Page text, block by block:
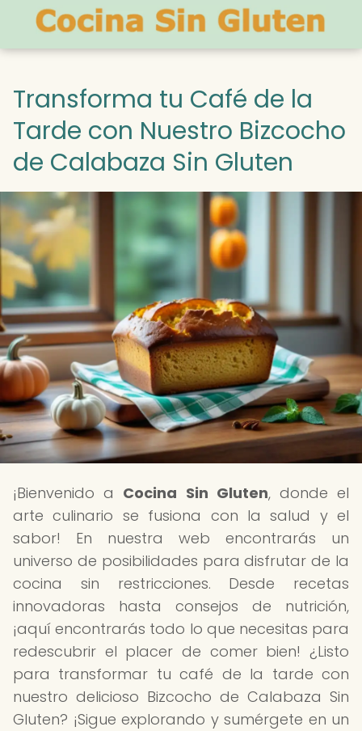
Transforma tu Café de la
Tarde con Nuestro Bizcocho
de Calabaza Sin Gluten
¡Bienvenido a Cocina Sin Gluten, donde el
arte culinario se fusiona con la salud y el
sabor! En nuestra web encontrarás un
universo de posibilidades para disfrutar de la
cocina sin restricciones. Desde recetas
innovadoras hasta consejos de nutrición,
¡aquí encontrarás todo lo que necesitas para
redescubrir el placer de comer bien! ¿Listo
para transformar tu café de la tarde con
nuestro delicioso Bizcocho de Calabaza Sin
Gluten? ¡Sigue explorando y sumérgete en un